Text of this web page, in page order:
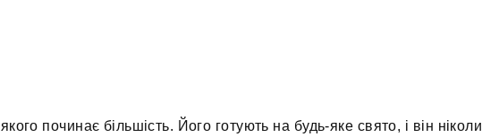
починає більшість. Його готують на будь-яке свято, і він ніколи